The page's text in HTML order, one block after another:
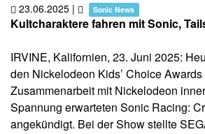
23.06.2025 | Sonic News
Kultcharaktere fahren mit Sonic,
IRVINE, Kalifornien, 23. Juni 2025:
den Nickelodeon Kids’ Choice
Zusammenarbeit mit Nickelodeon
Spannung erwarteten Sonic Racing:
angekündigt. Bei der Show stellte